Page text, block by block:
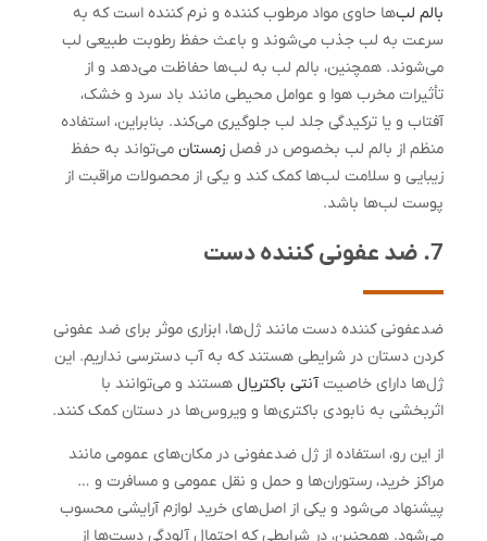
بالم لب‌ها حاوی مواد مرطوب کننده و نرم کننده است که به
سرعت به لب جذب می‌شوند و باعث حفظ رطوبت طبیعی لب
می‌شوند. همچنین، بالم لب به لب‌ها حفاظت می‌دهد و از
تأثیرات مخرب هوا و عوامل محیطی مانند باد سرد و خشک،
آفتاب و یا ترکیدگی جلد لب جلوگیری می‌کند. بنابراین، استفاده
منظم از بالم لب بخصوص در فصل زمستان می‌تواند به حفظ
زیبایی و سلامت لب‌ها کمک کند و یکی از محصولات مراقبت از
پوست لب‌ها باشد.
7. ضد عفونی کننده دست
ضدعفونی کننده دست مانند ژل‌ها، ابزاری موثر برای ضد عفونی
کردن دستان در شرایطی هستند که به آب دسترسی نداریم. این
ژل‌ها دارای خاصیتآنتی باکتریال هستند و می‌توانند با
اثربخشی به نابودی باکتری‌ها و ویروس‌ها در دستان کمک کنند.
از این رو، استفاده از ژل ضدعفونی در مکان‌های عمومی مانند
مراکز خرید، رستوران‌ها و حمل و نقل عمومی و مسافرت و …
پیشنهاد می‌شود و یکی از اصل‌های خرید لوازم آرایشی محسوب
می‌شود. همچنین، در شرایطی که احتمال آلودگی دست‌ها از